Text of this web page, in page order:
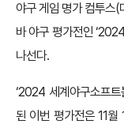
야구 게임 명가 컴투스
바 야구 평가전인
나선다.
‘2024 세계야구소프
된 이번 평가전은 11월